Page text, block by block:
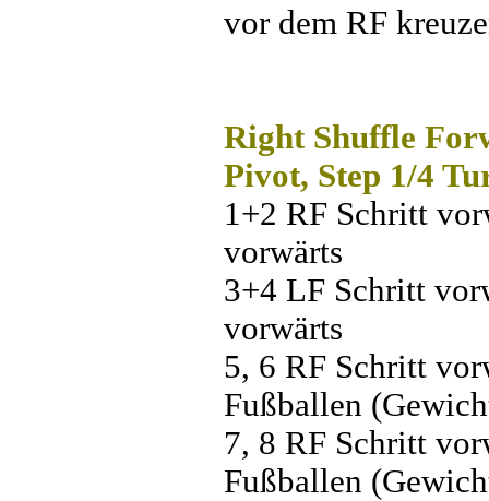
vor dem RF
Right Shuffle
Pivot, Step 1/4
1+2 RF Schritt
vorwärts
3+4 LF Schritt
vorwärts
5, 6 RF Schritt
Fußballen
7, 8 RF Schritt
Fußballen